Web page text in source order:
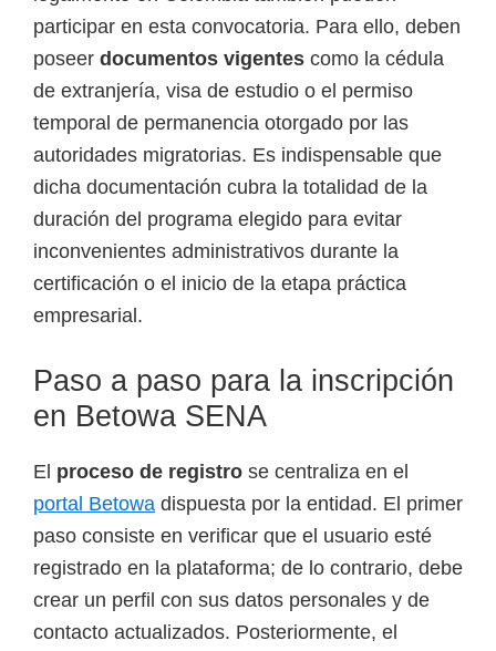
participar en esta convocatoria. Para ello, deben
poseer documentos vigentes como la cédula
de extranjería, visa de estudio o el permiso
temporal de permanencia otorgado por las
autoridades migratorias. Es indispensable que
dicha documentación cubra la totalidad de la
duración del programa elegido para evitar
inconvenientes administrativos durante la
certificación o el inicio de la etapa práctica
empresarial.
Paso a paso para la inscripción
en Betowa SENA
El proceso de registro se centraliza en el
portal Betowa dispuesta por la entidad. El primer
paso consiste en verificar que el usuario esté
registrado en la plataforma; de lo contrario, debe
crear un perfil con sus datos personales y de
contacto actualizados. Posteriormente, el